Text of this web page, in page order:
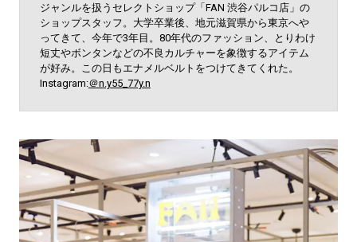
ジャンルを扱うセレクトショップ「FAN 渋谷パルコ店」の
ショップスタッフ。大学卒業後、地元滋賀県から東京へや
ってきて、今年で3年目。80年代のファッション、とりわけ
短丈やボンタンなどの不良カルチャーを象徴するアイテム
が好み。この日もエナメルベルトをつけてきてくれた。
Instagram:＠n.y55_77y.n